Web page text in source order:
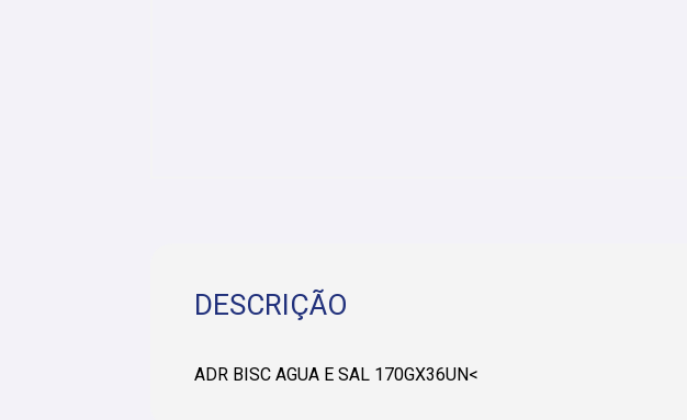
DESCRIÇÃO
ADR BISC AGUA E SAL 170GX36UN<